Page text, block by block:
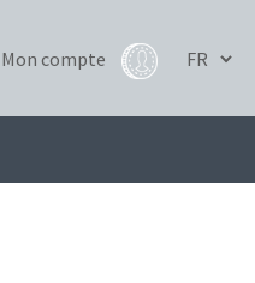
Mon compte